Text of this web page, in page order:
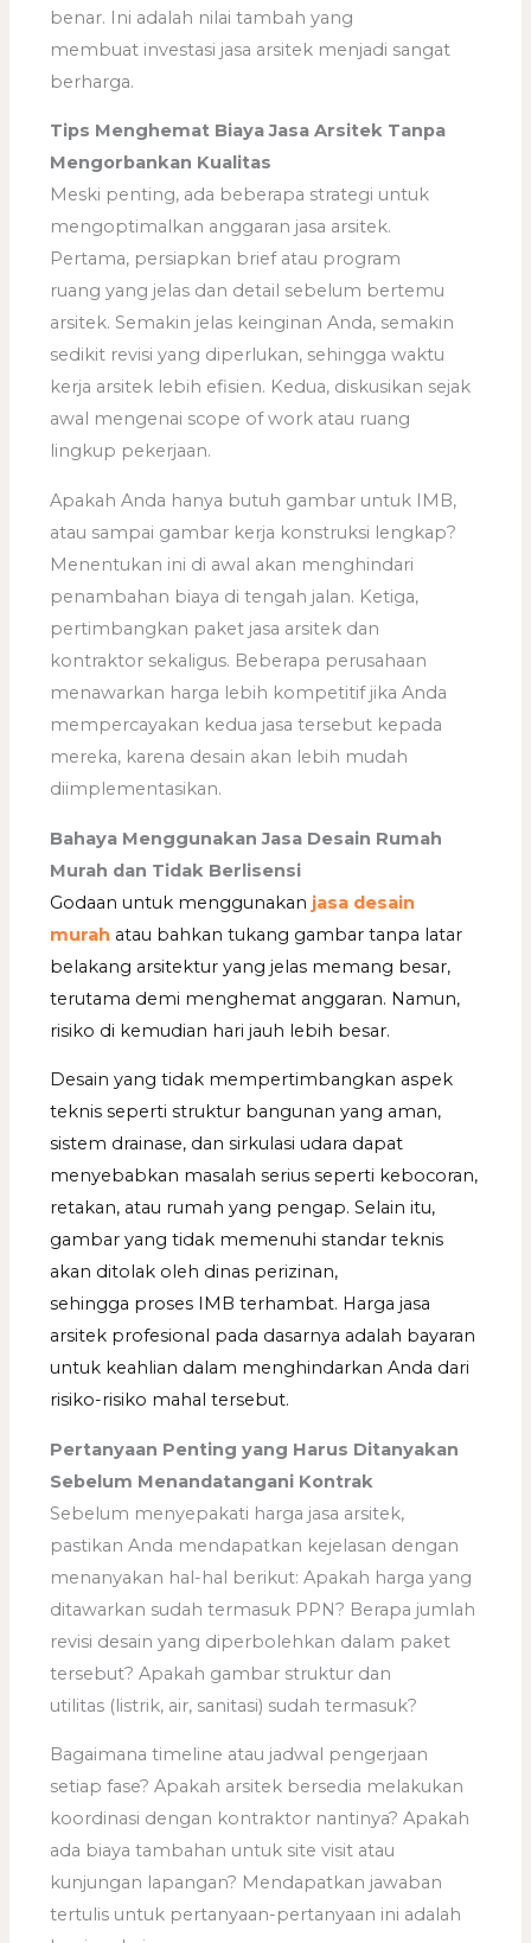
benar. Ini adalah nilai tambah yang
membuat investasi jasa arsitek menjadi sangat
berharga.
Tips Menghemat Biaya Jasa Arsitek Tanpa
Mengorbankan Kualitas
Meski penting, ada beberapa strategi untuk
mengoptimalkan anggaran jasa arsitek.
Pertama, persiapkan brief atau program
ruang yang jelas dan detail sebelum bertemu
arsitek. Semakin jelas keinginan Anda, semakin
sedikit revisi yang diperlukan, sehingga waktu
kerja arsitek lebih efisien. Kedua, diskusikan sejak
awal mengenai scope of work atau ruang
lingkup pekerjaan.
Apakah Anda hanya butuh gambar untuk IMB,
atau sampai gambar kerja konstruksi lengkap?
Menentukan ini di awal akan menghindari
penambahan biaya di tengah jalan. Ketiga,
pertimbangkan paket jasa arsitek dan
kontraktor sekaligus. Beberapa perusahaan
menawarkan harga lebih kompetitif jika Anda
mempercayakan kedua jasa tersebut kepada
mereka, karena desain akan lebih mudah
diimplementasikan.
Bahaya Menggunakan Jasa Desain Rumah
Murah dan Tidak Berlisensi
Godaan untuk menggunakan jasa desain
murah atau bahkan tukang gambar tanpa latar
belakang arsitektur yang jelas memang besar,
terutama demi menghemat anggaran. Namun,
risiko di kemudian hari jauh lebih besar.
Desain yang tidak mempertimbangkan aspek
teknis seperti struktur bangunan yang aman,
sistem drainase, dan sirkulasi udara dapat
menyebabkan masalah serius seperti kebocoran,
retakan, atau rumah yang pengap. Selain itu,
gambar yang tidak memenuhi standar teknis
akan ditolak oleh dinas perizinan,
sehingga proses IMB terhambat. Harga jasa
arsitek profesional pada dasarnya adalah bayaran
untuk keahlian dalam menghindarkan Anda dari
risiko-risiko mahal tersebut.
Pertanyaan Penting yang Harus Ditanyakan
Sebelum Menandatangani Kontrak
Sebelum menyepakati harga jasa arsitek,
pastikan Anda mendapatkan kejelasan dengan
menanyakan hal-hal berikut: Apakah harga yang
ditawarkan sudah termasuk PPN? Berapa jumlah
revisi desain yang diperbolehkan dalam paket
tersebut? Apakah gambar struktur dan
utilitas (listrik, air, sanitasi) sudah termasuk?
Bagaimana timeline atau jadwal pengerjaan
setiap fase? Apakah arsitek bersedia melakukan
koordinasi dengan kontraktor nantinya? Apakah
ada biaya tambahan untuk site visit atau
kunjungan lapangan? Mendapatkan jawaban
tertulis untuk pertanyaan-pertanyaan ini adalah